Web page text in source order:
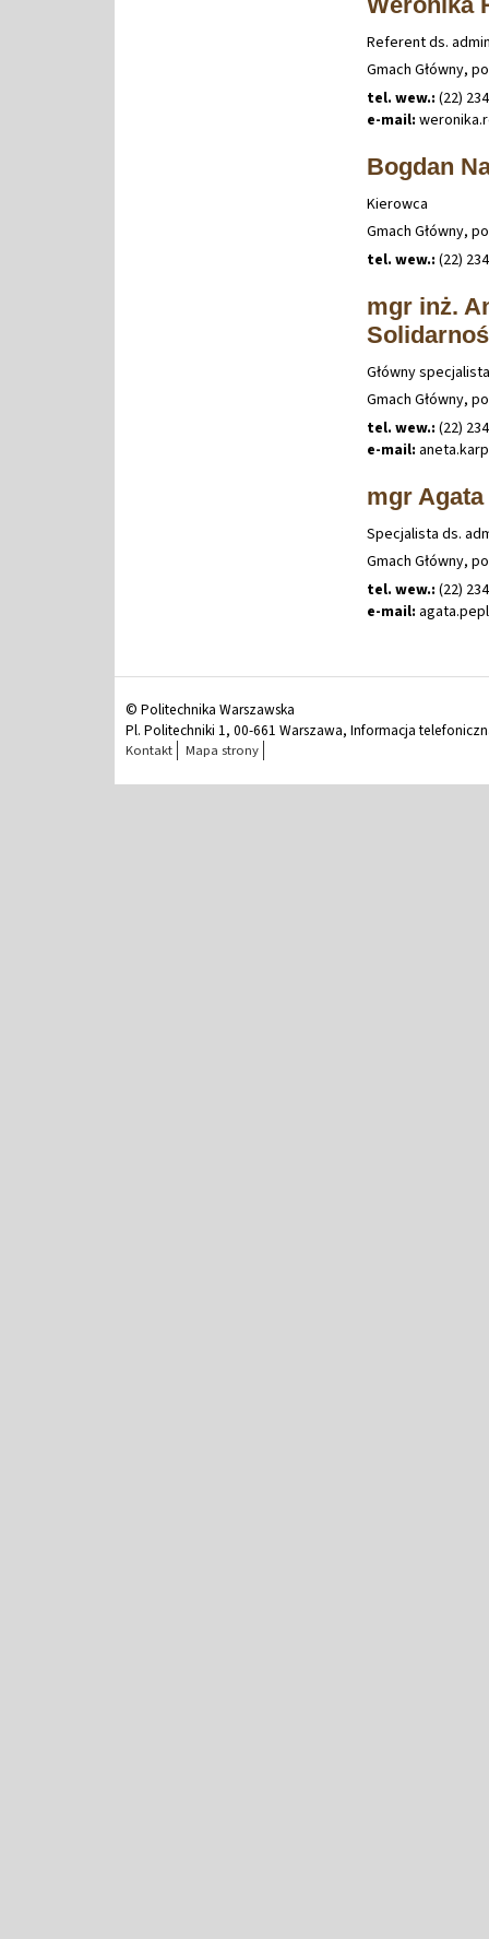
Referent ds.
Gmach Główny,
tel. wew.: (22)
e-mail: weronika.
Bogdan
Kierowca
Gmach Główny,
tel. wew.: (22)
mgr inż.
Główny
Gmach Główny,
tel. wew.: (22)
e-mail: aneta.
mgr Agata
Specjalista ds.
Gmach Główny,
tel. wew.: (22)
e-mail: agata.
© Politechnika Warszawska
Pl. Politechniki 1, 00-661 Warszawa, Informacja
Kontakt Mapa strony